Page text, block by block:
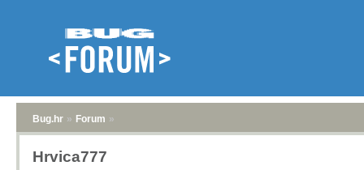
Bug.hr » Forum »
Hrvica777